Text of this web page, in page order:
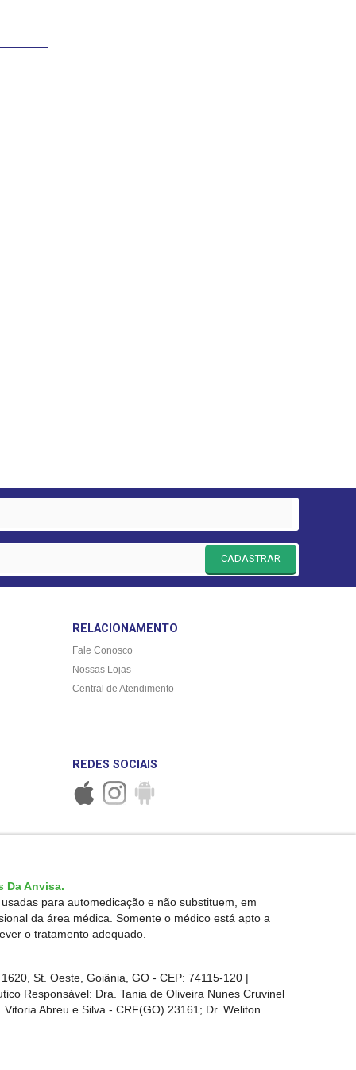
CADASTRAR
RELACIONAMENTO
Fale Conosco
Nossas Lojas
Central de Atendimento
REDES SOCIAIS
Da Anvisa.
para automedicação e não substituem, em
da área médica. Somente o médico está apto a
o tratamento adequado.
St. Oeste, Goiânia, GO - CEP: 74115-120 |
Responsável: Dra. Tania de Oliveira Nunes Cruvinel
Abreu e Silva - CRF(GO) 23161; Dr. Weliton